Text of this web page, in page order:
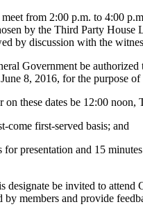
from 2:00 p.m. to 4:00
by the Third Party
by discussion with the
Government be
8, 2016, for the purpose
on these dates be 12:00 noon,
come first-served basis; and
for presentation and 15
be invited to attend
by members and provide